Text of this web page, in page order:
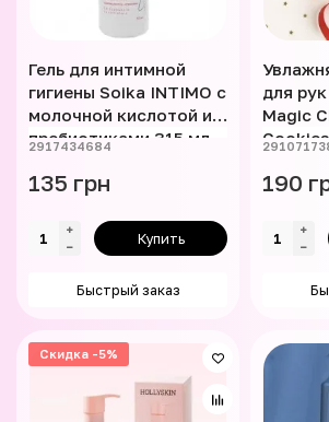
Гель для интимной
гигиены Soika INTIMO с
молочной кислотой и
пребиотиками 315 мл
2917434684
135 грн
Купить
Быстрый заказ
для
Magic
190
Скидка -5%